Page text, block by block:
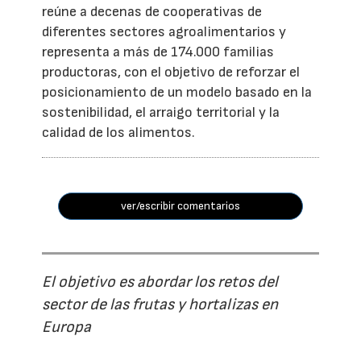
reúne a decenas de cooperativas de
diferentes sectores agroalimentarios y
representa a más de 174.000 familias
productoras, con el objetivo de reforzar el
posicionamiento de un modelo basado en la
sostenibilidad, el arraigo territorial y la
calidad de los alimentos.
ver/escribir comentarios
El objetivo es abordar los retos del
sector de las frutas y hortalizas en
Europa